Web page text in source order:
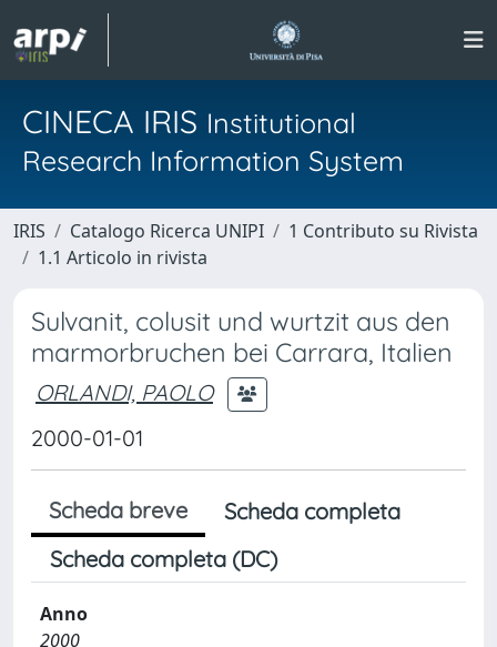
CINECA IRIS Institutional
Research Information System
IRIS Catalogo Ricerca UNIPI
1 Contributo su Rivista
1.1 Articolo in rivista
Sulvanit, colusit und wurtzit aus den
marmorbruchen bei Carrara, Italien
ORLANDI, PAOLO
2000-01-01
Scheda breve
Scheda completa
Scheda completa (DC)
Anno
2000